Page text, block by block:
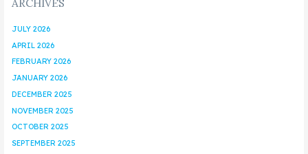
ARCHIVES
JULY 2026
APRIL 2026
FEBRUARY 2026
JANUARY 2026
DECEMBER 2025
NOVEMBER 2025
OCTOBER 2025
SEPTEMBER 2025